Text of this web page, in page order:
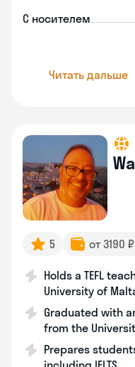
С носителем
Читать дальше
5 от 3190
Holds a TEFL
University of
Graduated with
from the
Prepares